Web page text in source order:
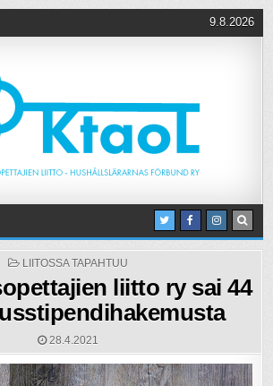
9.8.2026
POSTED
LIITOSSA TAPAHTUU
liitto ry sai 44
28.4.2021